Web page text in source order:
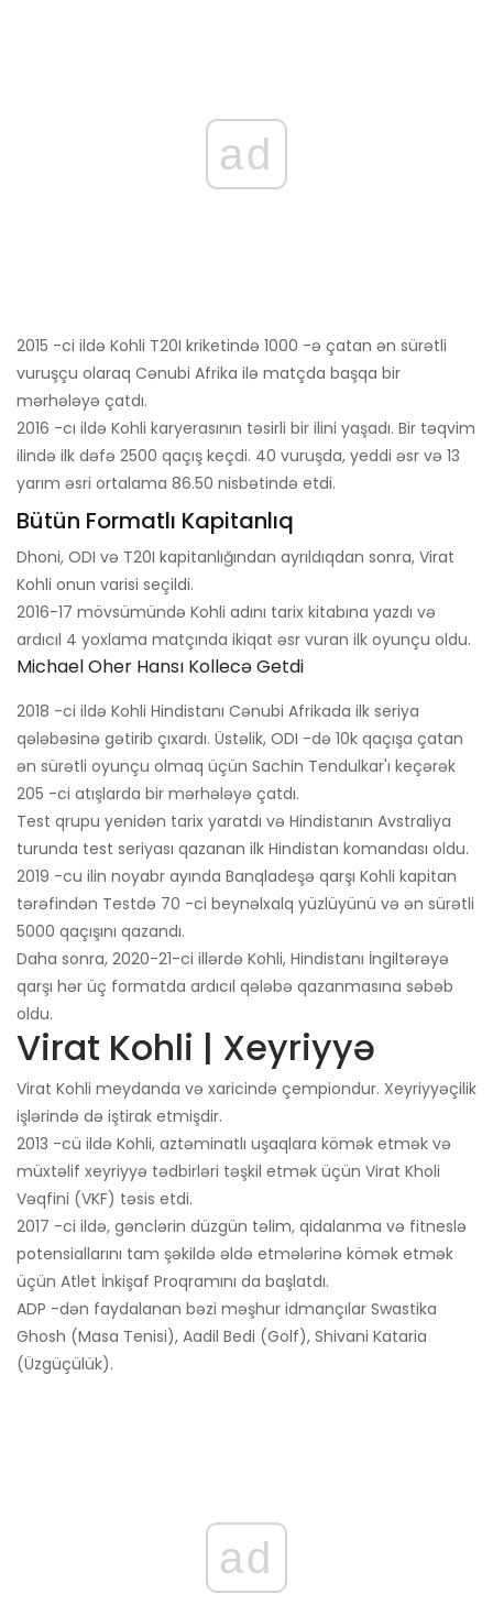
ad
2015 -ci ildə Kohli T20I kriketində 1000 -ə çatan ən sürətli
vuruşçu olaraq Cənubi Afrika ilə matçda başqa bir
mərhələyə çatdı.
2016 -cı ildə Kohli karyerasının təsirli bir ilini yaşadı. Bir təqvim
ilində ilk dəfə 2500 qaçış keçdi. 40 vuruşda, yeddi əsr və 13
yarım əsri ortalama 86.50 nisbətində etdi.
Bütün Formatlı Kapitanlıq
Dhoni, ODI və T20I kapitanlığından ayrıldıqdan sonra, Virat
Kohli onun varisi seçildi.
2016-17 mövsümündə Kohli adını tarix kitabına yazdı və
ardıcıl 4 yoxlama matçında ikiqat əsr vuran ilk oyunçu oldu.
Michael Oher Hansı Kollecə Getdi
2018 -ci ildə Kohli Hindistanı Cənubi Afrikada ilk seriya
qələbəsinə gətirib çıxardı. Üstəlik, ODI -də 10k qaçışa çatan
ən sürətli oyunçu olmaq üçün Sachin Tendulkar'ı keçərək
205 -ci atışlarda bir mərhələyə çatdı.
Test qrupu yenidən tarix yaratdı və Hindistanın Avstraliya
turunda test seriyası qazanan ilk Hindistan komandası oldu.
2019 -cu ilin noyabr ayında Banqladeşə qarşı Kohli kapitan
tərəfindən Testdə 70 -ci beynəlxalq yüzlüyünü və ən sürətli
5000 qaçışını qazandı.
Daha sonra, 2020-21-ci illərdə Kohli, Hindistanı İngiltərəyə
qarşı hər üç formatda ardıcıl qələbə qazanmasına səbəb
oldu.
Virat Kohli | Xeyriyyə
Virat Kohli meydanda və xaricində çempiondur. Xeyriyyəçilik
işlərində də iştirak etmişdir.
2013 -cü ildə Kohli, aztəminatlı uşaqlara kömək etmək və
müxtəlif xeyriyyə tədbirləri təşkil etmək üçün Virat Kholi
Vəqfini (VKF) təsis etdi.
2017 -ci ildə, gənclərin düzgün təlim, qidalanma və fitneslə
potensiallarını tam şəkildə əldə etmələrinə kömək etmək
üçün Atlet İnkişaf Proqramını da başlatdı.
ADP -dən faydalanan bəzi məşhur idmançılar Swastika
Ghosh (Masa Tenisi), Aadil Bedi (Golf), Shivani Kataria
(Üzgüçülük).
ad